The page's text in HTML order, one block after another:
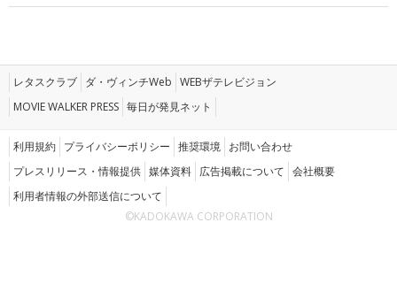
レタスクラブ ダ・ヴィンチWeb WEBザテレビジョン
MOVIE WALKER PRESS 毎日が発見ネット
利用規約 プライバシーポリシー 推奨環境 お問い合わせ
プレスリリース・情報提供 媒体資料 広告掲載について 会社概要
利用者情報の外部送信について
©KADOKAWA CORPORATION